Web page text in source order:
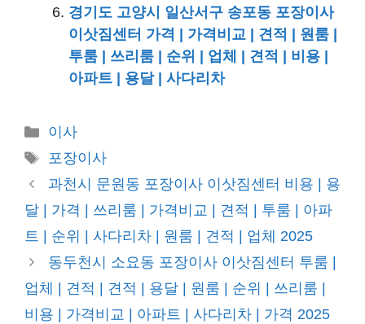
경기도 고양시 일산서구 송포동 포장이사
이삿짐센터 가격 | 가격비교 | 견적 | 원룸 |
투룸 | 쓰리룸 | 순위 | 업체 | 견적 | 비용 |
아파트 | 용달 | 사다리차
카
테
리
이사
태
그
포장이사
과천시 문원동 포장이사 이삿짐센터 비용 | 용
달 | 가격 | 쓰리룸 | 가격비교 | 견적 | 투룸 | 아파
트 | 순위 | 사다리차 | 원룸 | 견적 | 업체 2025
동두천시 소요동 포장이사 이삿짐센터 투룸 |
업체 | 견적 | 견적 | 용달 | 원룸 | 순위 | 쓰리룸 |
비용 | 가격비교 | 아파트 | 사다리차 | 가격 2025